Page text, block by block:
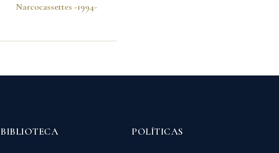
Narcocassettes -1994-
BIBLIOTECA POLÍTICAS